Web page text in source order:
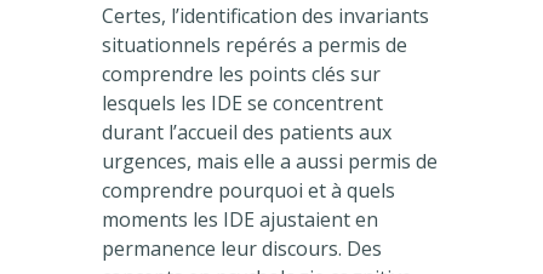
Certes, l’identification des invariants
situationnels repérés a permis de
comprendre les points clés sur
lesquels les IDE se concentrent
durant l’accueil des patients aux
urgences, mais elle a aussi permis de
comprendre pourquoi et à quels
moments les IDE ajustaient en
permanence leur discours. Des